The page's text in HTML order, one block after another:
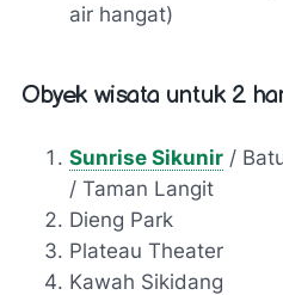
air hangat)
Obyek wisata untuk 2
Sunrise Sikunir /
/ Taman Langit
Dieng Park
Plateau Theater
Kawah Sikidang